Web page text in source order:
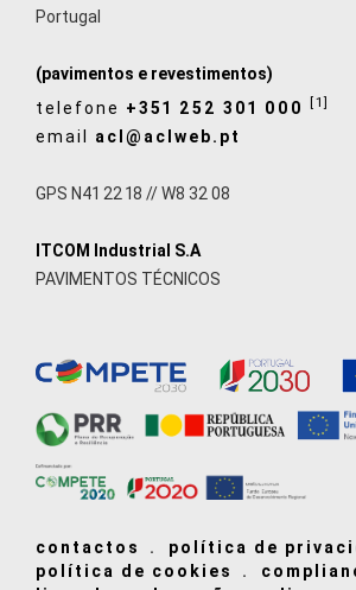
Portugal
(pavimentos e revestimentos)
telefone +351 252 301 000 [1]
email acl@aclweb.pt
GPS N41 22 18 // W8 32 08
ITCOM Industrial S.A
PAVIMENTOS TÉCNICOS
contactos
política de
política de cookies